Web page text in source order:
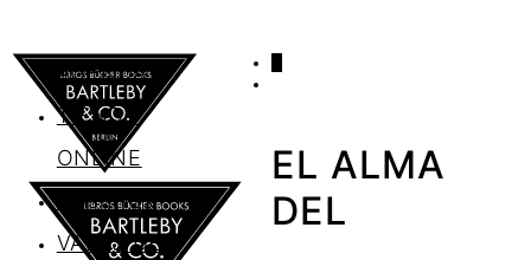
AGENDA
TIENDA
ONLINE
Nosotros
VALES DE
EL ALMA
DEL